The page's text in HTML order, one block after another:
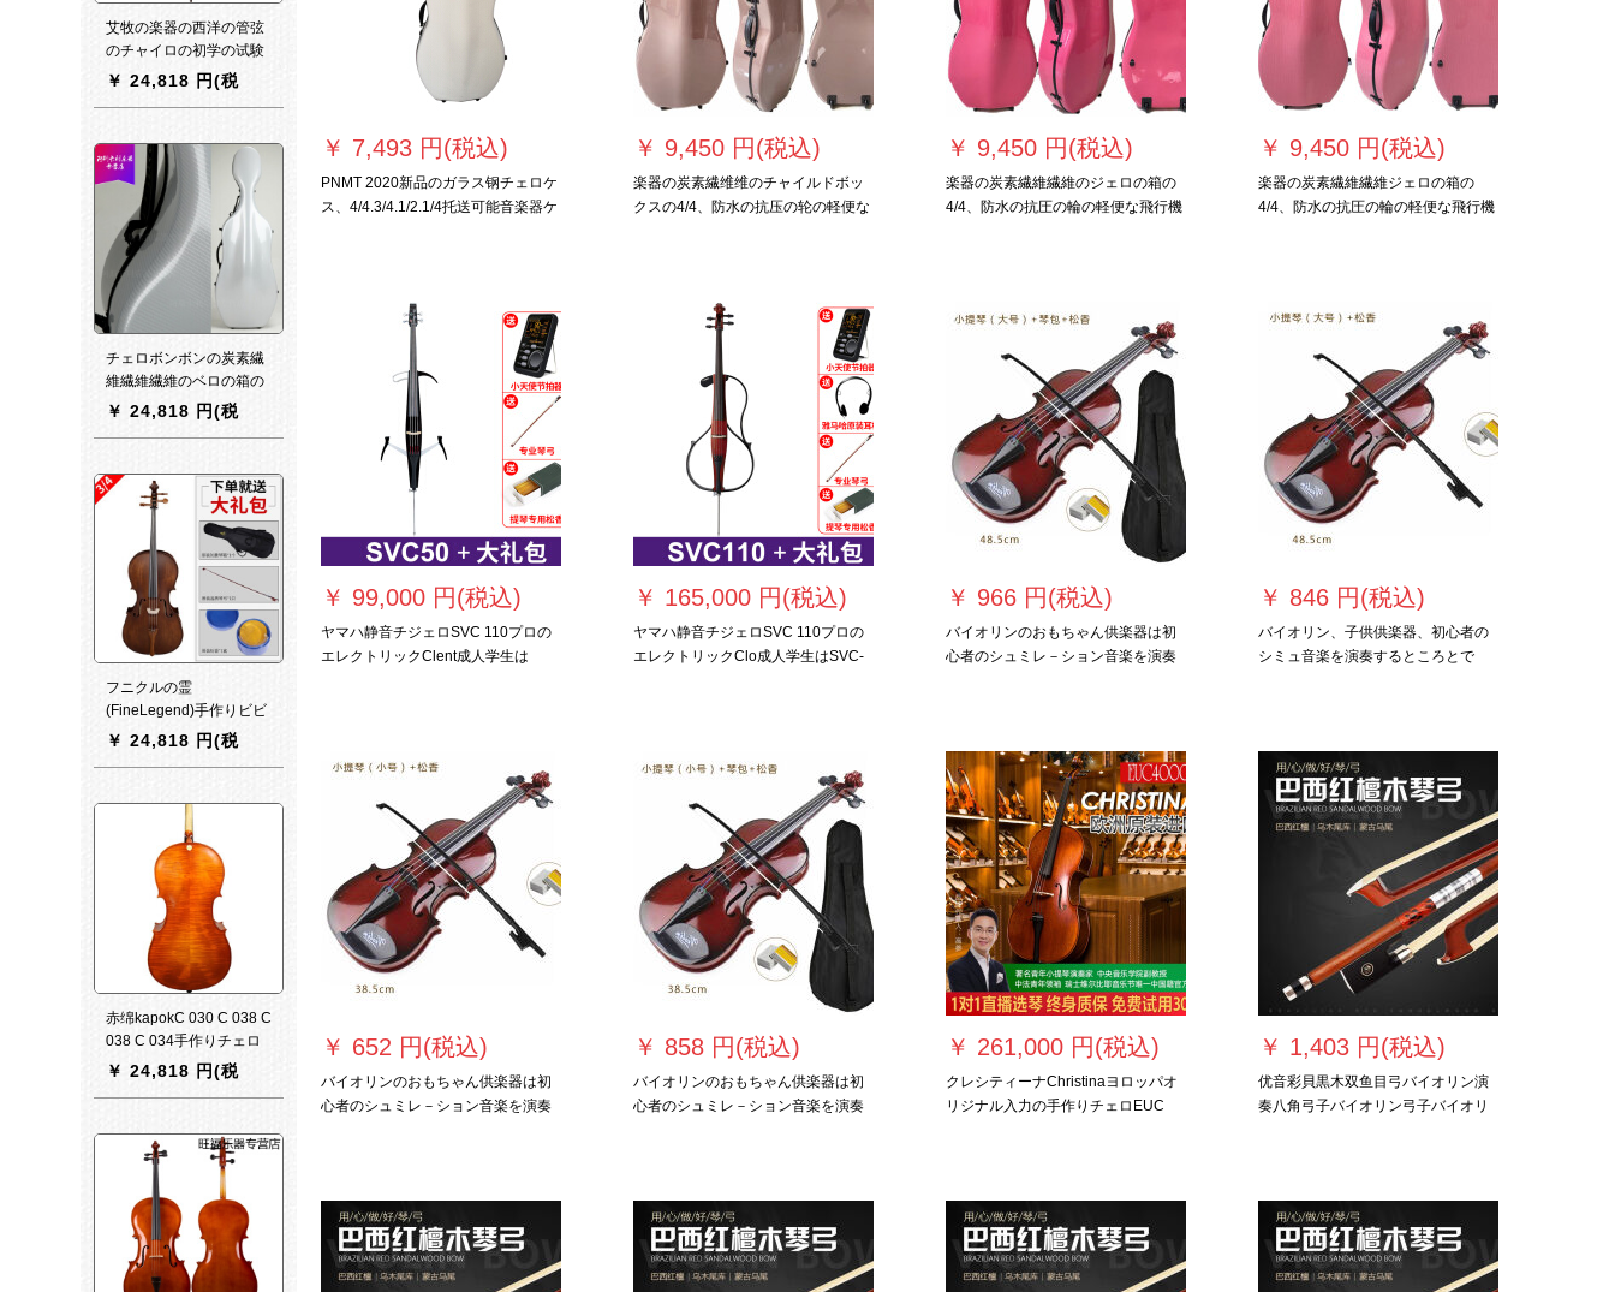
￥ 7,493 円(税込)
PNMT 2020新品のガラス钢チェロケ
ス、4/4.3/4.1/2.1/4托送可能音楽器ケ
￥ 9,450 円(税込)
楽器の炭素繊维维のチャイルドボッ
クスの4/4、防水の抗压の轮の軽便な
￥ 9,450 円(税込)
楽器の炭素繊維繊維のジェロの箱の
4/4、防水の抗圧の輪の軽便な飛行機
￥ 9,450 円(税込)
楽器の炭素繊維繊維ジェロの箱の
4/4、防水の抗圧の輪の軽便な飛行機
￥ 99,000 円(税込)
ヤマハ静音チジェロSVC 110プロの
エレクトリックClent成人学生は
￥ 165,000 円(税込)
ヤマハ静音チジェロSVC 110プロの
エレクトリックClo成人学生はSVC-
￥ 966 円(税込)
バイオリンのおもちゃん供楽器は初
心者のシュミレ－ション音楽を演奏
￥ 846 円(税込)
バイオリン、子供供楽器、初心者の
シミュ音楽を演奏するところとで
￥ 652 円(税込)
バイオリンのおもちゃん供楽器は初
心者のシュミレ－ション音楽を演奏
￥ 858 円(税込)
バイオリンのおもちゃん供楽器は初
心者のシュミレ－ション音楽を演奏
する。
￥ 261,000 円(税込)
クレシティーナChristinaヨロッパオ
リジナル入力の手作りチェロEUC
￥ 1,403 円(税込)
优音彩貝黒木双鱼目弓バイオリン演
奏八角弓子バイオリン弓子バイオリ
艾牧の楽器の西洋の管弦
のチャイロの初学の试験
合格级の専门は児童の学
￥ 24,818 円(税
込)
チェロボンボンの炭素繊
維繊維繊維のベロの箱の
ガラスの鋼の泡の44チェ
ロは白い大きな炭素の格
￥ 24,818 円(税
込)
フニクルの霊
(FineLegend)手作りビビ
オラ初心者大人子供チェ
ジェロFLC 2111
￥ 24,818 円(税
込)
赤绵kapokC 030 C 038 C
038 C 034手作りチェロ
大人子供专门演奏チェロ
C 338【11年自然乾燥材
スの备考に连络してくだ
さい。
￥ 24,818 円(税
込)